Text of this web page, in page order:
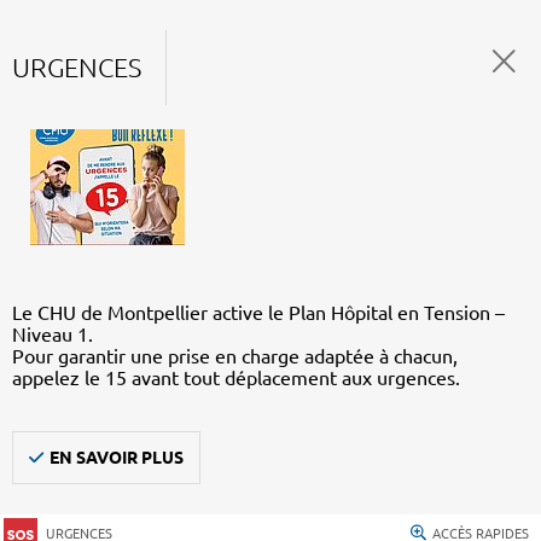
URGENCES
Le CHU de Montpellier active le Plan Hôpital en Tension –
Niveau 1.
Pour garantir une prise en charge adaptée à chacun,
appelez le 15 avant tout déplacement aux urgences.
EN SAVOIR PLUS
URGENCES ACCÈS RAPIDES